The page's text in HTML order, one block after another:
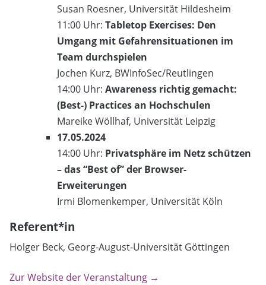
Susan Roesner, Universität Hildesheim
11:00 Uhr: Tabletop Exercises: Den
Umgang mit Gefahrensituationen im
Team durchspielen
Jochen Kurz, BWInfoSec/Reutlingen
14:00 Uhr: Awareness richtig gemacht:
(Best-) Practices an Hochschulen
Mareike Wöllhaf, Universität Leipzig
17.05.2024
14:00 Uhr: Privatsphäre im Netz schützen
– das “Best of” der Browser-
Erweiterungen
Irmi Blomenkemper, Universität Köln
Referent*in
Holger Beck, Georg-August-Universität Göttingen
Zur Website der Veranstaltung →